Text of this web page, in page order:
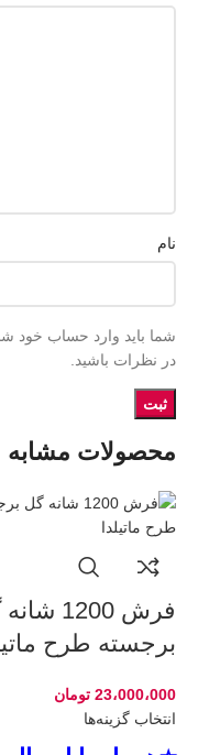
نام
شما باید وارد حساب خود
در نظرات باشید.
محصولات مشابه
فرش 1200
برجسته طرح
23،000،000 تومان
انتخاب گزینه‌ها